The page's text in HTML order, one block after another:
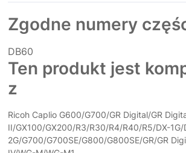
Zgodne numery
DB60
Ten produkt jest
z
Ricoh Caplio G600/G700/GR Digital/GR
II/GX100/GX200/R3/R30/R4/R40/R5/DX-1G/
2G/G700/G700SE/G800/G800SE/GR/GR